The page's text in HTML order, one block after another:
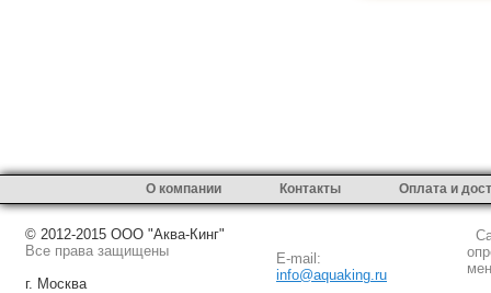
О компании Контакты Оплата и
© 2012-2015 ООО "Аква-Кинг"
Все права защищены
г. Москва
E-mail:
info@aquaking.ru